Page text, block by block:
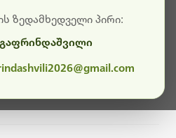
ზედამხედველი პირი: